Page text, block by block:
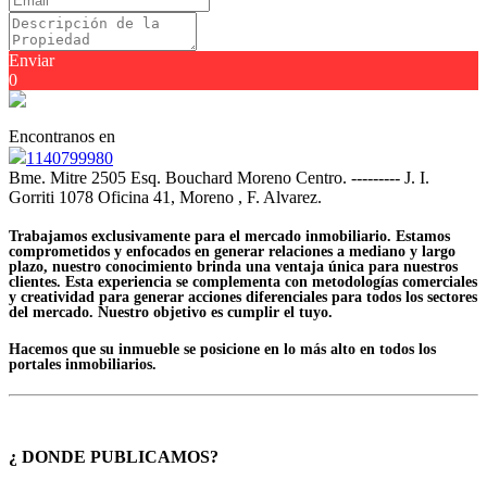
Enviar
0
Encontranos en
1140799980
Bme. Mitre 2505 Esq. Bouchard Moreno Centro. --------- J. I.
Gorriti 1078 Oficina 41, Moreno , F. Alvarez.
Trabajamos exclusivamente para el mercado inmobiliario. Estamos
comprometidos y enfocados en generar relaciones a mediano y largo
plazo, nuestro conocimiento brinda una ventaja única para nuestros
clientes. Esta experiencia se complementa con metodologías comerciales
y creatividad para generar acciones diferenciales para todos los sectores
del mercado. Nuestro objetivo es cumplir el tuyo.
Hacemos que su inmueble se posicione en lo más alto en todos los
portales inmobiliarios.
¿ DONDE PUBLICAMOS?